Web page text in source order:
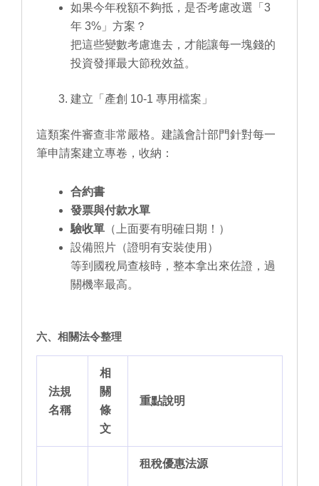
如果今年稅額不夠抵，是否考慮改選「3
年 3%」方案？
把這些變數考慮進去，才能讓每一塊錢的
投資發揮最大節稅效益。
建立「產創 10-1 專用檔案」
這類案件審查非常嚴格。建議會計部門針對每一
筆申請案建立專卷，收納：
合約書
發票與付款水單
驗收單 （上面要有明確日期！）
設備照片（證明有安裝使用）
等到國稅局查核時，整本拿出來佐證，過
關機率最高。
六、相關法令整理
法規
名稱
相
關
條
文
重點說明
租稅優惠法源